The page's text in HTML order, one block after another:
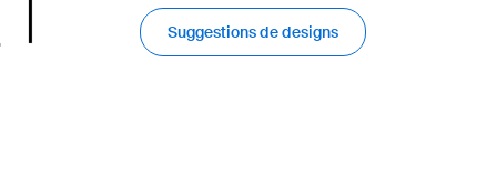
Suggestions de designs